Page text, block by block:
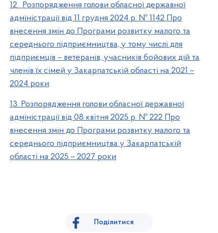
12. Розпорядження голови обласної державної
адміністрації від 11 грудня 2024 р. № 1142 Про
внесення змін до Програми розвитку малого та
середнього підприємництва, у тому числі для
підприємців – ветеранів, учасників бойових дій та
членів їх сімей у Закарпатській області на 2021 –
2024 роки
13. Розпорядження голови обласної державної
адміністрації від 08 квітня 2025 р. № 222 Про
внесення змін до Програми розвитку малого та
середнього підприємництва у Закарпатській
області на 2025 – 2027 роки
Поділитися